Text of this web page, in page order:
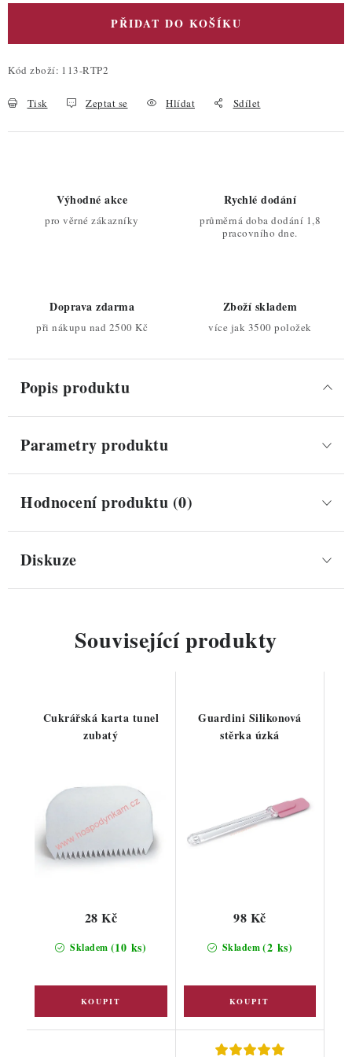
PŘIDAT DO KOŠÍKU
Kód zboží: 113-RTP2
Tisk Zeptat se Hlídat Sdílet
Výhodné akce
pro věrné zákazníky
Rychlé dodání
průměrná doba dodání 1,8
pracovního dne.
Doprava zdarma
při nákupu nad 2500 Kč
Zboží skladem
více jak 3500 položek
Popis produktu
Parametry produktu
Hodnocení produktu (0)
Diskuze
Související produkty
Cukrářská karta tunel
zubatý
Skladem (10 ks)
28 Kč
Guardini Silikonová
stěrka úzká
Skladem(2 ks)
98 Kč